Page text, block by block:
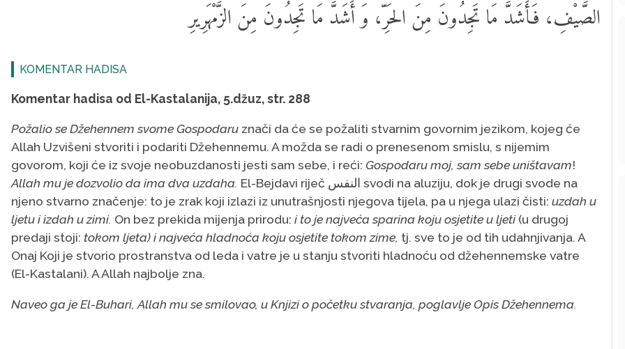
الصَّيْفِ، فَأَشَدَّ مَا تَجِدُونَ مِنَ الحَرِّ، وَ أَشَدَّ مَا تَجِدُونَ مِنَ الزَّمْهَرِيرِ
KOMENTAR HADISA
Komentar hadisa od El-Kastalanija, 5.džuz, str. 288
Požalio se Džehennem svome Gospodaru znači da će se požaliti stvarnim govornim jezikom, kojeg će
Allah Uzvišeni stvoriti i podariti Džehennemu. A možda se radi o prenesenom smislu, s nijemim
govorom, koji će iz svoje neobuzdanosti jesti sam sebe, i reći: Gospodaru moj, sam sebe uništavam!
Allah mu je dozvolio da ima dva uzdaha. El-Bejdavi riječ النفس svodi na aluziju, dok je drugi svode na
njeno stvarno značenje: to je zrak koji izlazi iz unutrašnjosti njegova tijela, pa u njega ulazi čisti: uzdah u
ljetu i izdah u zimi. On bez prekida mijenja prirodu: i to je najveća sparina koju osjetite u ljeti(u drugoj
predaji stoji: tokom ljeta) i najveća hladnoća koju osjetite tokom zime, tj. sve to je od tih udahnjivanja. A
Onaj Koji je stvorio prostranstva od leda i vatre je u stanju stvoriti hladnoću od džehennemske vatre
(El-Kastalani). A Allah najbolje zna.
Naveo ga je El-Buhari, Allah mu se smilovao, u Knjizi o početku stvaranja, poglavlje Opis Džehennema.